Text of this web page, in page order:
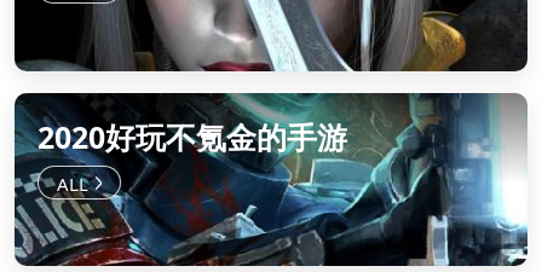
2020好玩不氪金的手游